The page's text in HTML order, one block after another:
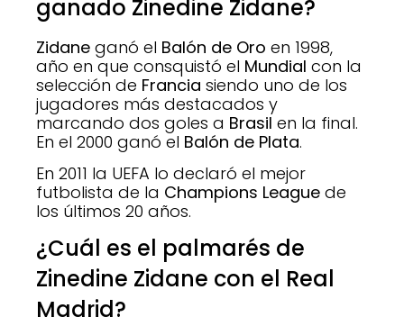
ganado Zinedine Zidane?
Zidane ganó el Balón de Oro en 1998,
año en que consquistó el Mundial con la
selección de Francia siendo uno de los
jugadores más destacados y
marcando dos goles a Brasil en la final.
En el 2000 ganó el Balón de Plata.
En 2011 la UEFA lo declaró el mejor
futbolista de la Champions League de
los últimos 20 años.
¿Cuál es el palmarés de
Zinedine Zidane con el Real
Madrid?